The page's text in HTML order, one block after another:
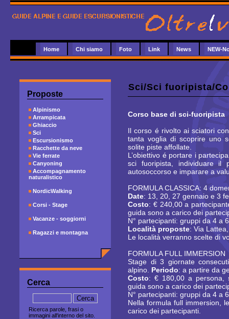
Home Chi siamo Foto Link News NEW-
Proposte
Alpinismo
Arrampicata
Ghiaccio
Sci
Escursionismo
Racchette da neve
Vie ferrate
Canyoning
Accompagnamento
naturalistico
NordicWalking
Corsi - Stage
Vacanze - soggiorni
Ragazzi e montagna
Cerca
Ricerca parole, frasi o
immagini all'interno del sito.
Sci/Sci fuoripista/
Corso base di sci-fuoripista
Il corso é rivolto ai sciatori
tanta voglia di scoprire uno
solite piste affollate.
L’obiettivo é portare i
sci fuoripista, individuare il
autosoccorso e imparare a
FORMULA CLASSICA: 4
Date: 13, 20, 27 gennaio e 3
Costo: € 240,00 a
guida sono a carico dei
N° partecipanti: gruppi da 4 a
Località proposte: Via
Le località verranno scelte di
FORMULA FULL IMMERSION
Stage di 3 giornate
alpino. Periodo: a partire da
Costo: € 180,00 a persona,
guida sono a carico dei
N° partecipanti: gruppi da 4 a
Nella formula full immersion,
carico dei partecipanti.